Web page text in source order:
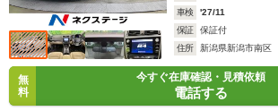
車検
'27/11
保証
保証付
住所
新潟県新潟市南区
無
料
今すぐ在庫確認・見積依頼
電話する